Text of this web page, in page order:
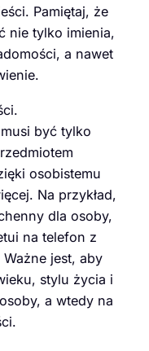
Pamiętaj, że
nie tylko imienia,
a nawet
być tylko
osobistemu
Na przykład,
dla osoby,
na telefon z
jest, aby
stylu życia i
a wtedy na